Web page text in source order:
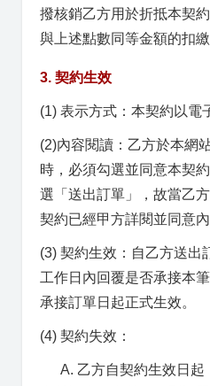
撥核銷乙方用於折抵本契
與上述點數同等金額的扣繳
3. 契約生效
(1) 表示方式：本契約以電
(2)內容閱讀：乙方於本網
時，必須勾選並同意本契
選「送出訂單」，故當乙
契約已經甲方詳閱並同意內
(3) 契約生效：自乙方送出
工作日內回覆是否承接本
承接訂單日起正式生效。
(4) 契約失效：
A. 乙方自契約生效日起